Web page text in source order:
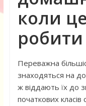
коли
робити
Переважна
знаходяться на
ж віддають їх до
початкових класів